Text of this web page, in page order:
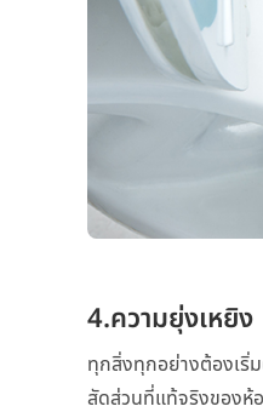
4.ความยุ่งเหยิง
ทุกสิ่งทุกอย่างต้องเริ่ม
สัดส่วนที่แท้จริงของห้